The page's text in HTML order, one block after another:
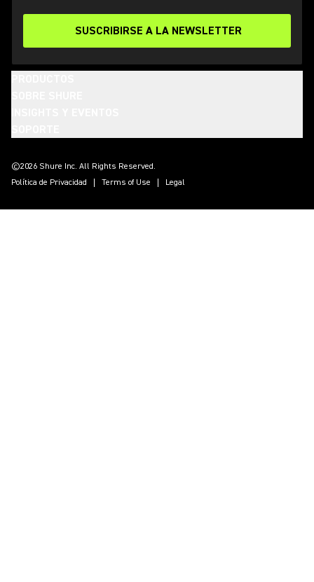
SUSCRIBIRSE A LA NEWSLETTER
©2026 Shure Inc. All Rights Reserved.
Política de Privacidad
Terms of Use Legal